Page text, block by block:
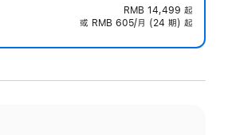
RMB 14,499 起
或 RMB 605/月 (24 期) 起